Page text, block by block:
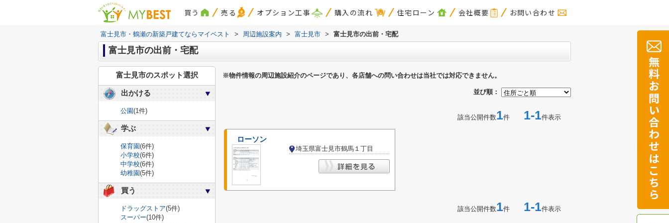
買う 売る オプション工事 購入の流れ 住宅ローン 会社概要 お問い合わせ
富士見市・鶴瀬の新築戸建てならマイベスト > 周辺施設案内 > 富士見市 > 富士見市の出前・宅配
富士見市の出前・宅配
※物件情報の周辺施設紹介のページであり、各店舗への問い合わせは当社では対応できません。
並び順：
該当公開件数1件 1-1件表示
ローソン
埼玉県富士見市鶴馬１丁目
該当公開件数1件 1-1件表示
富士見市のスポット選択
出かける
公園(1件)
学ぶ
保育園(6件)
小学校(6件)
中学校(6件)
幼稚園(5件)
買う
ドラッグストア(5件)
スーパー(10件)